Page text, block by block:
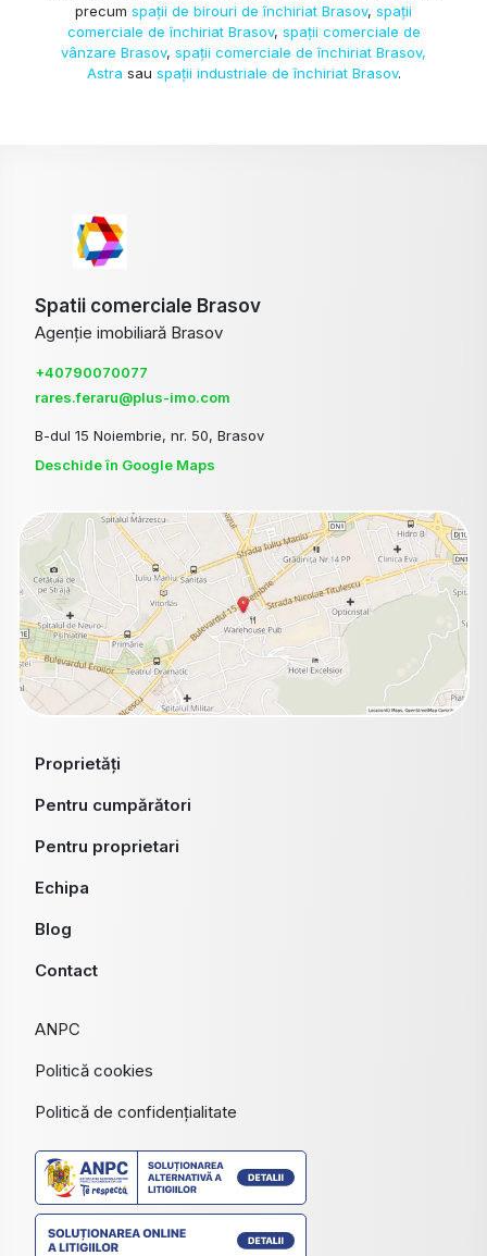
precum spații de birouri de închiriat Brasov, spații
comerciale de închiriat Brasov, spații comerciale de
vânzare Brasov, spații comerciale de închiriat Brasov,
Astra sau spații industriale de închiriat Brasov.
Spatii comerciale Brasov
Agenție imobiliară Brasov
+40790070077
rares.feraru@plus-imo.com
B-dul 15 Noiembrie, nr. 50, Brasov
Deschide în Google Maps
Proprietăți
Pentru cumpărători
Pentru proprietari
Echipa
Blog
Contact
ANPC
Politică cookies
Politică de confidențialitate